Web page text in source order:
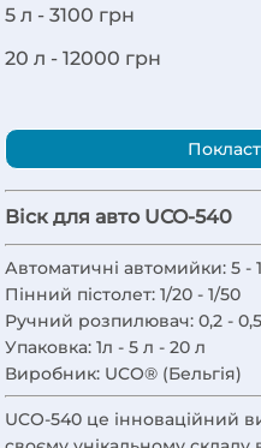
5 л -3100 грн
20 л -12000 грн
Віск для авто UCO-540
Автоматичні автомийки:5 -
Пінний пістолет:1/20 - 1/50
Ручний розпилювач:0,2 -
Упаковка:1л - 5 л - 20 л
Виробник: UCO® (Бельгія)
UCO-540 це інноваційний